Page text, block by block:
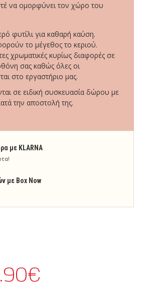
με KLARNA
με Box Now
να ομορφύνει τον χώρο του
φυτίλι για καθαρή καύση.
το μέγεθος το κεριού.
χρωματικές κυρίως διαφορές σε
σας καθώς όλες οι
στο εργαστήριο μας.
σε ειδική συσκευασία δώρου με
την αποστολή της.